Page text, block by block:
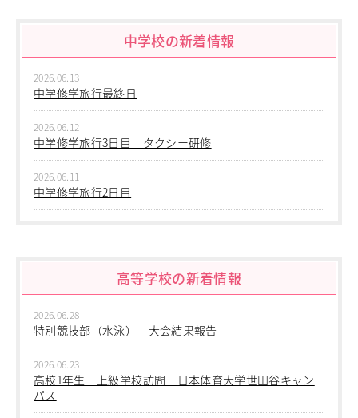
中学校の新着情報
2026.06.13
中学修学旅行最終日
2026.06.12
中学修学旅行3日目 タクシー研修
2026.06.11
中学修学旅行2日目
中学２年生 校外学習
2026.06.09
中学１年生 校外学習
2026.06.09
中学１年 校外学習
高等学校の新着情報
2026.06.28
特別競技部（水泳） 大会結果報告
2026.06.23
高校1年生 上級学校訪問 日本体育大学世田谷キャン
パス